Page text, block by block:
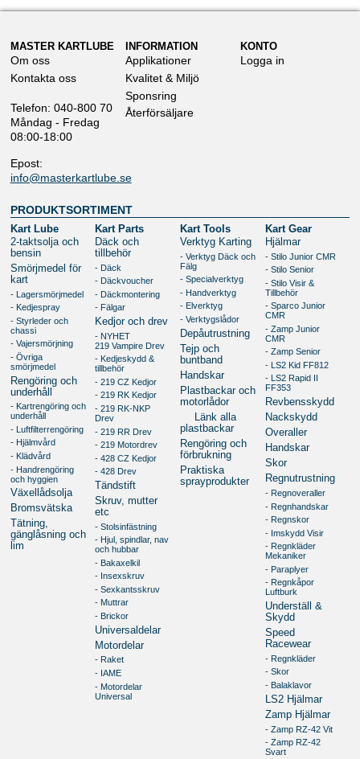
MASTER KARTLUBE
Om oss
Kontakta oss
Telefon: 040-800 70
Måndag - Fredag
08:00-18:00
Epost:
info@masterkartlube.se
KONTO
Logga in
INFORMATION
Applikationer
Kvalitet & Miljö
Sponsring
Återförsäljare
PRODUKTSORTIMENT
Kart Lube
2-taktsolja och
bensin
Smörjmedel för
kart
- Lagersmörjmedel
- Kedjespray
- Styrleder och
chassi
- Vajersmörjning
- Övriga
smörjmedel
Rengöring och
underhåll
- Kartrengöring och
underhåll
- Luftfilterrengöring
- Hjälmvård
- Klädvård
- Handrengöring
och hyggien
Växellådsolja
Bromsvätska
Tätning,
gänglåsning och
lim
Kart Parts
Däck och
tillbehör
- Däck
- Däckvoucher
- Däckmontering
- Fälgar
Kedjor och drev
- NYHET
219 Vampire Drev
- Kedjeskydd &
tillbehör
- 219 CZ Kedjor
- 219 RK Kedjor
- 219 RK-NKP
Drev
- 219 RR Drev
- 219 Motordrev
- 428 CZ Kedjor
- 428 Drev
Tändstift
Skruv, mutter
etc
- Stolsinfästning
- Hjul, spindlar, nav
och hubbar
- Bakaxelkil
- Insexskruv
- Sexkantsskruv
- Muttrar
- Brickor
Universaldelar
Motordelar
- Raket
- IAME
- Motordelar
Universal
Kart Tools
Verktyg Karting
- Verktyg Däck och
Fälg
- Specialverktyg
- Handverktyg
- Elverktyg
- Verktygslådor
Depåutrustning
Tejp och
buntband
Handskar
Plastbackar och
motorlådor
Länk alla
plastbackar
Rengöring och
förbrukning
Praktiska
sprayprodukter
Kart Gear
Hjälmar
- Stilo Junior CMR
- Stilo Senior
- Stilo Visir &
Tillbehör
- Sparco Junior
CMR
- Zamp Junior
CMR
- Zamp Senior
- LS2 Kid FF812
- LS2 Rapid II
FF353
Revbensskydd
Nackskydd
Overaller
Handskar
Skor
Regnutrustning
- Regnoveraller
- Regnhandskar
- Regnskor
- Imskydd Visir
- Regnkläder
Mekaniker
- Paraplyer
- Regnkåpor
Luftburk
Underställ &
Skydd
Speed
Racewear
- Regnkläder
- Skor
- Balaklavor
LS2 Hjälmar
Zamp Hjälmar
- Zamp RZ-42 Vit
- Zamp RZ-42
Svart